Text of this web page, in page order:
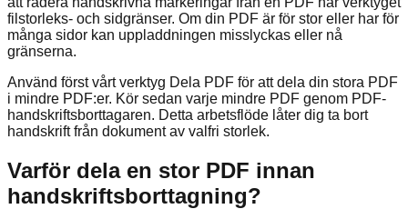
filstorleks- och sidgränser. Om din PDF är för stor eller har för
många sidor kan uppladdningen misslyckas eller nå
gränserna.
Använd först vårt verktyg Dela PDF för att dela din stora PDF
i mindre PDF:er. Kör sedan varje mindre PDF genom PDF-
handskriftsborttagaren. Detta arbetsflöde låter dig ta bort
handskrift från dokument av valfri storlek.
Varför dela en stor PDF innan
handskriftsborttagning?